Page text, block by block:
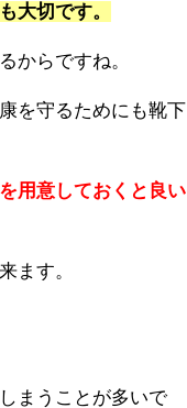
大切です。
からですね。
を守るためにも靴下
用意しておくと良い
ます。
まうことが多いで